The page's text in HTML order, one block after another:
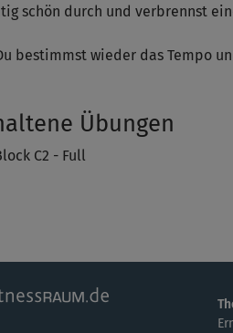
schön durch und verbrennst
bestimmst wieder das Tempo
Übungen
C2 - Full